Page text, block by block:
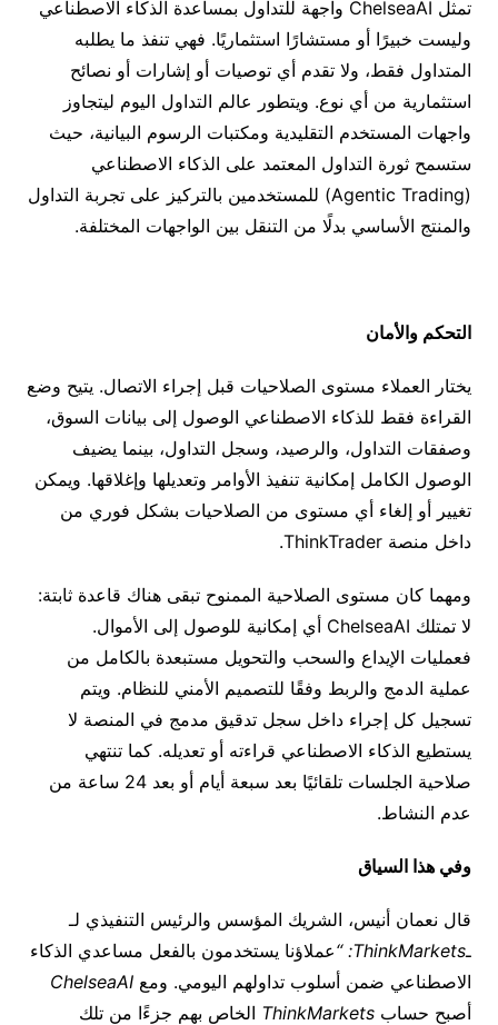
تمثل ChelseaAI واجهة للتداول بمساعدة الذكاء الاصطناعي
وليست خبيرًا أو مستشارًا استثماريًا. فهي تنفذ ما يطلبه
المتداول فقط، ولا تقدم أي توصيات أو إشارات أو نصائح
استثمارية من أي نوع. ويتطور عالم التداول اليوم ليتجاوز
واجهات المستخدم التقليدية ومكتبات الرسوم البيانية، حيث
ستسمح ثورة التداول المعتمد على الذكاء الاصطناعي
(Agentic Trading)
للمستخدمين بالتركيز على تجربة التداول
والمنتج الأساسي بدلًا من التنقل بين الواجهات المختلفة.
التحكم والأمان
يختار العملاء مستوى الصلاحيات قبل إجراء الاتصال. يتيح وضع
القراءة فقط للذكاء الاصطناعي الوصول إلى بيانات السوق،
وصفقات التداول، والرصيد، وسجل التداول، بينما يضيف
الوصول الكامل إمكانية تنفيذ الأوامر وتعديلها وإغلاقها. ويمكن
تغيير أو إلغاء أي مستوى من الصلاحيات بشكل فوري من
داخل منصة ThinkTrader.
ومهما كان مستوى الصلاحية الممنوح تبقى هناك قاعدة ثابتة:
لا تمتلك ChelseaAI أي إمكانية للوصول إلى الأموال.
فعمليات الإيداع والسحب والتحويل مستبعدة بالكامل من
عملية الدمج والربط وفقًا للتصميم الأمني للنظام. ويتم
تسجيل كل إجراء داخل سجل تدقيق مدمج في المنصة لا
يستطيع الذكاء الاصطناعي قراءته أو تعديله. كما تنتهي
صلاحية الجلسات تلقائيًا بعد سبعة أيام أو بعد 24 ساعة من
عدم النشاط.
وفي هذا السياق
قال نعمان أنيس، الشريك المؤسس والرئيس التنفيذي لـ
ـThinkMarkets: “
عملاؤنا يستخدمون بالفعل مساعدي الذكاء
الاصطناعي ضمن أسلوب تداولهم اليومي. ومع ChelseaAI
أصبح حساب ThinkMarkets الخاص بهم جزءًا من تلك